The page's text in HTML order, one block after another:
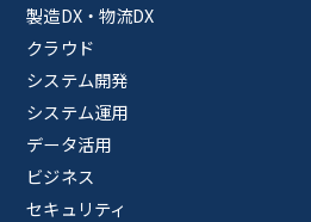
製造DX・物流DX
クラウド
システム開発
システム運用
データ活用
ビジネス
セキュリティ